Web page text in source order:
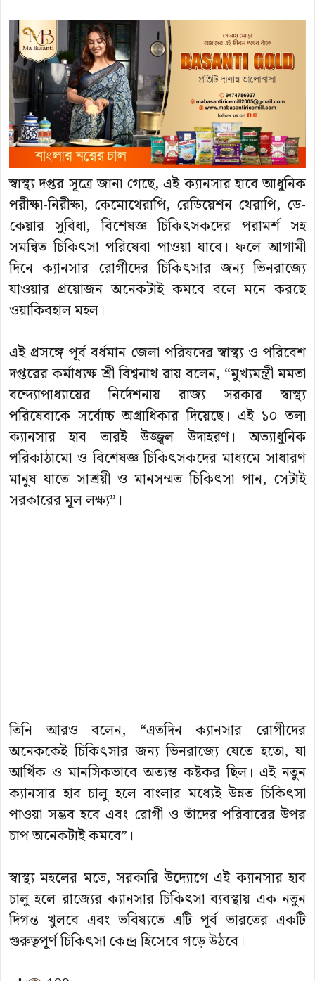
স্বাস্থ্য দপ্তর সূত্রে জানা গেছে, এই ক্যানসার হাবে আধুনিক
পরীক্ষা-নিরীক্ষা, কেমোথেরাপি, রেডিয়েশন থেরাপি, ডে-
কেয়ার সুবিধা, বিশেষজ্ঞ চিকিৎসকদের পরামর্শ সহ
সমন্বিত চিকিৎসা পরিষেবা পাওয়া যাবে। ফলে আগামী
দিনে ক্যানসার রোগীদের চিকিৎসার জন্য ভিনরাজ্যে
যাওয়ার প্রয়োজন অনেকটাই কমবে বলে মনে করছে
ওয়াকিবহাল মহল।
এই প্রসঙ্গে পূর্ব বর্ধমান জেলা পরিষদের স্বাস্থ্য ও পরিবেশ
দপ্তরের কর্মাধ্যক্ষ শ্রী বিশ্বনাথ রায় বলেন, “মুখ্যমন্ত্রী মমতা
বন্দ্যোপাধ্যায়ের নির্দেশনায় রাজ্য সরকার স্বাস্থ্য
পরিষেবাকে সর্বোচ্চ অগ্রাধিকার দিয়েছে। এই ১০ তলা
ক্যানসার হাব তারই উজ্জ্বল উদাহরণ। অত্যাধুনিক
পরিকাঠামো ও বিশেষজ্ঞ চিকিৎসকদের মাধ্যমে সাধারণ
মানুষ যাতে সাশ্রয়ী ও মানসম্মত চিকিৎসা পান, সেটাই
সরকারের মূল লক্ষ্য”।
তিনি আরও বলেন, “এতদিন ক্যানসার রোগীদের
অনেককেই চিকিৎসার জন্য ভিনরাজ্যে যেতে হতো, যা
আর্থিক ও মানসিকভাবে অত্যন্ত কষ্টকর ছিল। এই নতুন
ক্যানসার হাব চালু হলে বাংলার মধ্যেই উন্নত চিকিৎসা
পাওয়া সম্ভব হবে এবং রোগী ও তাঁদের পরিবারের উপর
চাপ অনেকটাই কমবে”।
স্বাস্থ্য মহলের মতে, সরকারি উদ্যোগে এই ক্যানসার হাব
চালু হলে রাজ্যের ক্যানসার চিকিৎসা ব্যবস্থায় এক নতুন
দিগন্ত খুলবে এবং ভবিষ্যতে এটি পূর্ব ভারতের একটি
গুরুত্বপূর্ণ চিকিৎসা কেন্দ্র হিসেবে গড়ে উঠবে।